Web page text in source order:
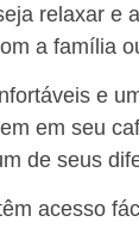
relaxar e
a família
e
em seu
de seus
acesso